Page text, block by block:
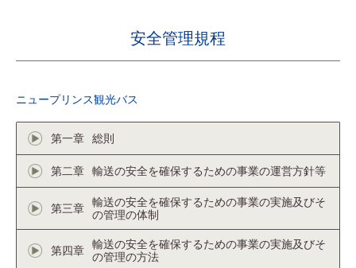
安全管理規程
ニュープリンス観光バス
第一章 総則
第二章 輸送の安全を確保するための事業の運営方針等
第三章
輸送の安全を確保するための事業の実施及びそ
の管理の体制
第四章
輸送の安全を確保するための事業の実施及びそ
の管理の方法